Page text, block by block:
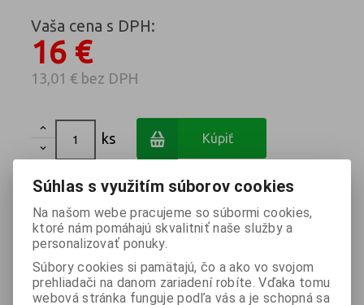
Vaša cena s DPH:
16 €
13,01 €bez DPH


ks Kúpiť
Otázka na výrobok
Vaše meno *
Súhlas s využitím súborov cookies
Na našom webe pracujeme so súbormi cookies,
ktoré nám pomáhajú skvalitniť naše služby a
personalizovať ponuky.
Súbory cookies si pamätajú, čo a ako vo svojom
prehliadači na danom zariadení robíte. Vďaka tomu
webová stránka funguje podľa vás a je schopná sa